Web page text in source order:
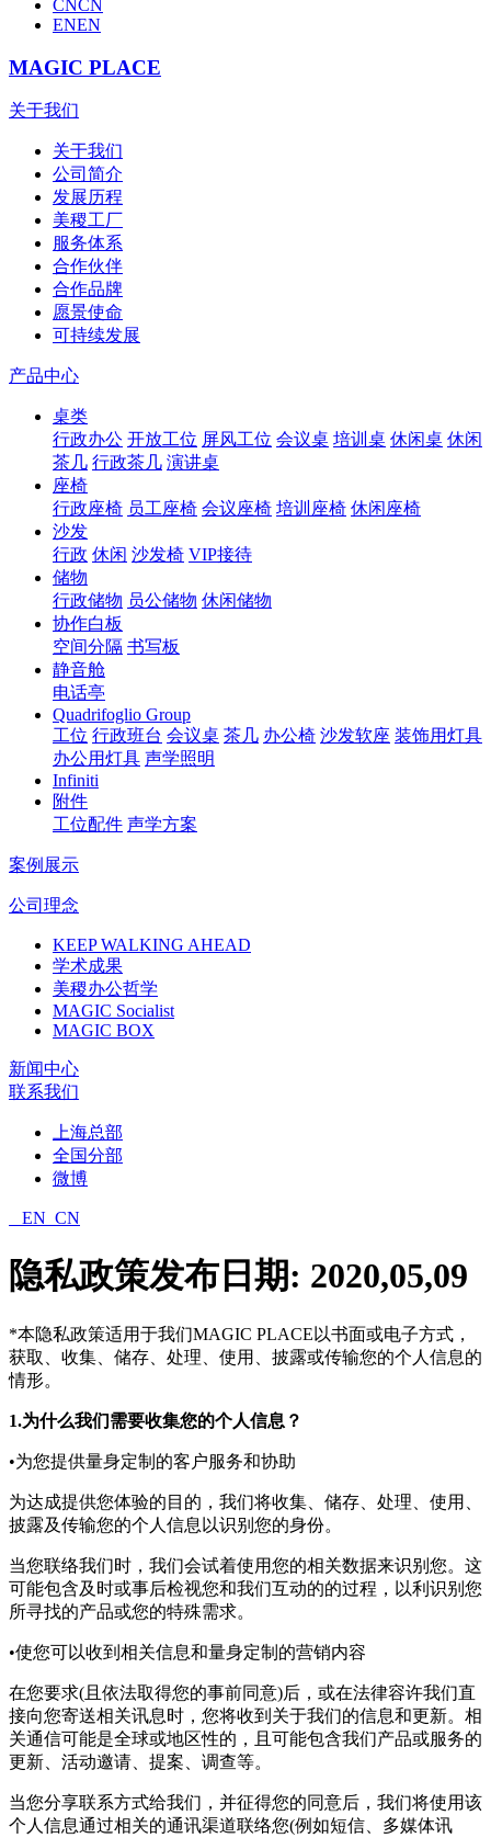
CNCN
ENEN
MAGIC PLACE
关于我们
关于我们
公司简介
发展历程
美稷工厂
服务体系
合作伙伴
合作品牌
愿景使命
可持续发展
产品中心
桌类
行政办公 开放工位 屏风工位 会议桌 培训桌 休闲桌 休闲
茶几 行政茶几 演讲桌
座椅
行政座椅 员工座椅 会议座椅 培训座椅 休闲座椅
沙发
行政 休闲 沙发椅 VIP接待
储物
行政储物 员公储物 休闲储物
协作白板
空间分隔 书写板
静音舱
电话亭
Quadrifoglio Group
工位 行政班台 会议桌 茶几 办公椅 沙发软座 装饰用灯具
办公用灯具 声学照明
Infiniti
附件
工位配件 声学方案
案例展示
公司理念
KEEP WALKING AHEAD
学术成果
美稷办公哲学
MAGIC Socialist
MAGIC BOX
新闻中心
联系我们
上海总部
全国分部
微博
EN CN
隐私政策发布日期: 2020,05,09
*本隐私政策适用于我们MAGIC PLACE以书面或电子方式，
获取、收集、储存、处理、使用、披露或传输您的个人信息的
情形。
1.为什么我们需要收集您的个人信息？
•为您提供量身定制的客户服务和协助
为达成提供您体验的目的，我们将收集、储存、处理、使用、
披露及传输您的个人信息以识别您的身份。
当您联络我们时，我们会试着使用您的相关数据来识别您。这
可能包含及时或事后检视您和我们互动的的过程，以利识别您
所寻找的产品或您的特殊需求。
•使您可以收到相关信息和量身定制的营销内容
在您要求(且依法取得您的事前同意)后，或在法律容许我们直
接向您寄送相关讯息时，您将收到关于我们的信息和更新。相
关通信可能是全球或地区性的，且可能包含我们产品或服务的
更新、活动邀请、提案、调查等。
当您分享联系方式给我们，并征得您的同意后，我们将使用该
个人信息通过相关的通讯渠道联络您(例如短信、多媒体讯